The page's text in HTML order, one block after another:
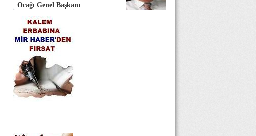
Ocağı Genel Başkanı